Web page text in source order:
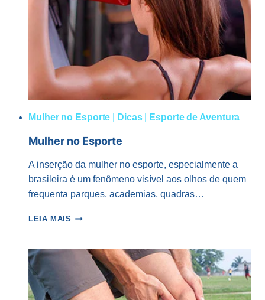
Mulher no Esporte Dicas| Esporte de Aventura
Mulher no Esporte
A inserção da mulher no esporte, especialmente a
brasileira é um fenômeno visível aos olhos de quem
frequenta parques, academias, quadras…
LEIA MAIS MULHER